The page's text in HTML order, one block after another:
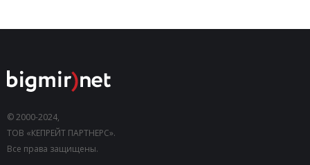
© 2000-2024,
ТОВ «КЕПРЕЙТ ПАРТНЕРС».
Все права защищены.